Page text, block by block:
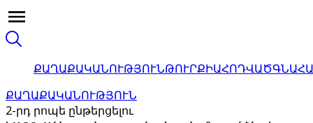
ՔԱՂԱՔԱԿԱՆՈՒԹՅՈՒՆԹՈՒՐՔԻԱՀՈԴՎԱԾ
ՔԱՂԱՔԱԿԱՆՈՒԹՅՈՒՆ
2-րդ րոպե ընթերցելու